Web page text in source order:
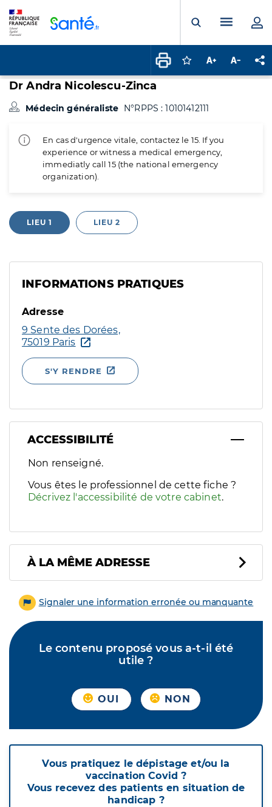
Ouvrir laMenu
Connectez-vous
Augmenter la
Dr Andra Nicolescu-Zinca
Médecin généraliste N°RPPS : 10101412111
En cas d'urgence vitale, contactez le 15. If you
experience or witness a medical emergency,
immediatly call 15 (the national emergency
organization).
LIEU 1 LIEU 2
INFORMATIONS PRATIQUES
Adresse
9 Sente des Dorées,
75019 Paris
S'Y RENDRE
ACCESSIBILITÉ
Filtres
Sélectionnez un ou plusieurs handicaps/besoins
Non renseigné.
Vous êtes le professionnel de cette fiche ?
Décrivez l'accessibilité de votre cabinet.
À LA MÊME ADRESSE
Signaler une information erronée ou manquante
Le contenu proposé vous a-t-il été
utile ?
OUI NON
Vous pratiquez le dépistage et/ou la
vaccination Covid ?
Vous recevez des patients en situation de
handicap ?